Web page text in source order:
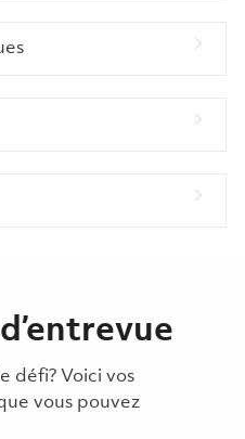
défi? Voici vos
vous pouvez